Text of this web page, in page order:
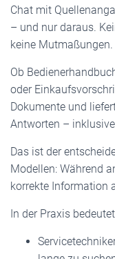
Chat mit
– und nur daraus.
keine Mutmaßungen.
Ob
oder
Dokumente und
Antworten –
Das ist der
Modellen: Während
korrekte Information
In der Praxis